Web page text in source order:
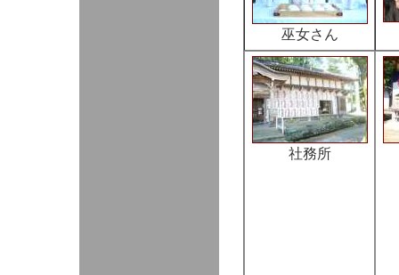
巫女さん
社務所